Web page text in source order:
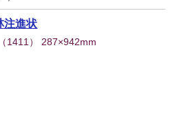
注進状
（1411 ） 287×942mm